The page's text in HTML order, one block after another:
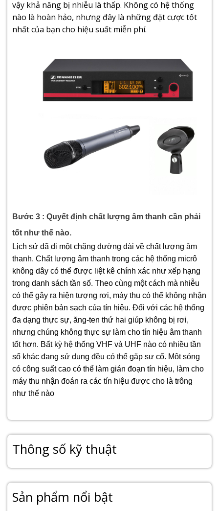
vậy khả năng bị nhiễu là thấp. Không có hệ thống
nào là hoàn hảo, nhưng đây là những đặt cược tốt
nhất của bạn cho hiệu suất miễn phí.
Bước 3 : Quyết định chất lượng âm thanh cần phải
tốt như thế nào.
Lịch sử đã đi một chặng đường dài về chất lượng âm
thanh. Chất lượng âm thanh trong các hệ thống micrô
không dây có thể được liệt kê chính xác như xếp hạng
trong danh sách tần số. Theo cùng một cách mà nhiễu
có thể gây ra hiện tượng rơi, máy thu có thể không nhận
được phiên bản sạch của tín hiệu. Đối với các hệ thống
đa dạng thực sự, ăng-ten thứ hai giúp không bị rơi,
nhưng chúng không thực sự làm cho tín hiệu âm thanh
tốt hơn. Bất kỳ hệ thống VHF và UHF nào có nhiều tần
số khác đang sử dụng đều có thể gặp sự cố. Một sóng
có công suất cao có thể làm gián đoạn tín hiệu, làm cho
máy thu nhận đoán ra các tín hiệu được cho là trông
như thế nào
Thông số kỹ thuật
Sản phẩm nổi bật